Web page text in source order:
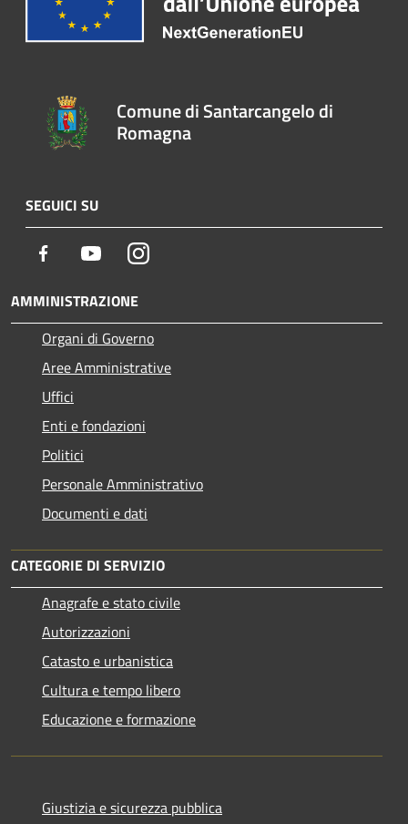
Comune di Santarcangelo di
Romagna
SEGUICI SU
Facebook YoutubeInstagram
AMMINISTRAZIONE
Organi di Governo
Aree Amministrative
Uffici
Enti e fondazioni
Politici
Personale Amministrativo
Documenti e dati
CATEGORIE DI SERVIZIO
Anagrafe e stato civile
Autorizzazioni
Catasto e urbanistica
Cultura e tempo libero
Educazione e formazione
Giustizia e sicurezza pubblica